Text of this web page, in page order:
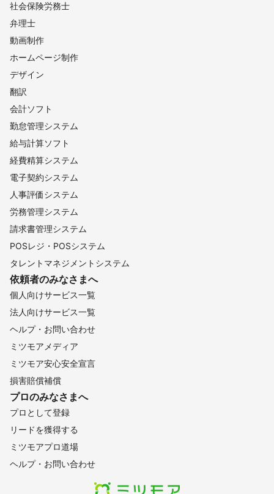
社会保険労務士
弁理士
動画制作
ホームページ制作
デザイン
翻訳
会計ソフト
勤怠管理システム
給与計算ソフト
経費精算システム
電子契約システム
人事評価システム
労務管理システム
請求書管理システム
POSレジ・POSシステム
タレントマネジメントシステム
依頼者のみなさまへ
個人向けサービス一覧
法人向けサービス一覧
ヘルプ・お問い合わせ
ミツモアメディア
ミツモア安心安全宣言
損害賠償補償
プロのみなさまへ
プロとして登録
リードを獲得する
ミツモアプロ道場
ヘルプ・お問い合わせ